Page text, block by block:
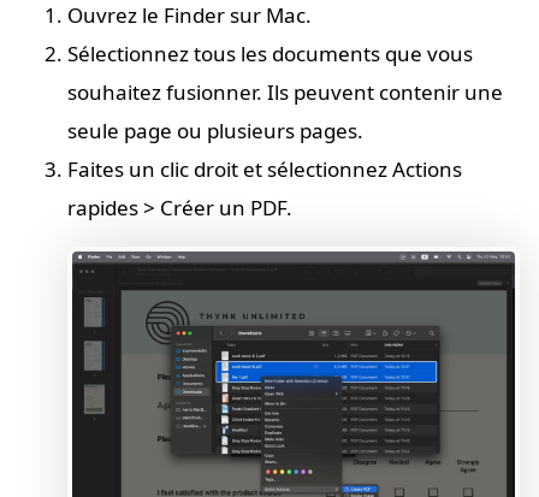
Ouvrez le Finder sur Mac.
Sélectionnez tous les documents que vous
souhaitez fusionner. Ils peuvent contenir une
seule page ou plusieurs pages.
Faites un clic droit et sélectionnez Actions
rapides > Créer un PDF.